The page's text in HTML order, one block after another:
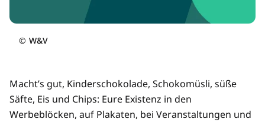
© W&V
Macht’s gut, Kinderschokolade, Schokomüsli, süße
Säfte, Eis und Chips: Eure Existenz in den
Werbeblöcken, auf Plakaten, bei Veranstaltungen und